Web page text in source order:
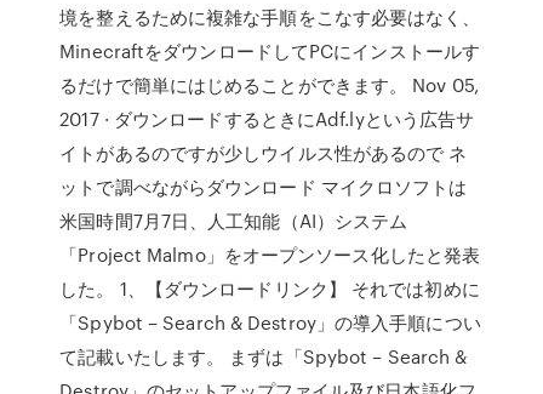
境を整えるために複雑な手順をこなす必要はなく、
MinecraftをダウンロードしてPCにインストールす
るだけで簡単にはじめることができます。 Nov 05,
2017 · ダウンロードするときにAdf.lyという広告サ
イトがあるのですが少しウイルス性があるので ネ
ットで調べながらダウンロード マイクロソフトは
米国時間7月7日、人工知能（AI）システム
「Project Malmo」をオープンソース化したと発表
した。 1、【ダウンロードリンク】 それでは初めに
「Spybot – Search & Destroy」の導入手順につい
て記載いたします。 まずは「Spybot – Search &